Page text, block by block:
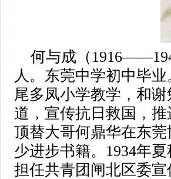
何与成（
人。东莞中学初中毕
尾多凤小学教学，和
道，宣传抗日救国，
顶替大哥何鼎华在东
少进步书籍。1934年
担任共青团闸北区委